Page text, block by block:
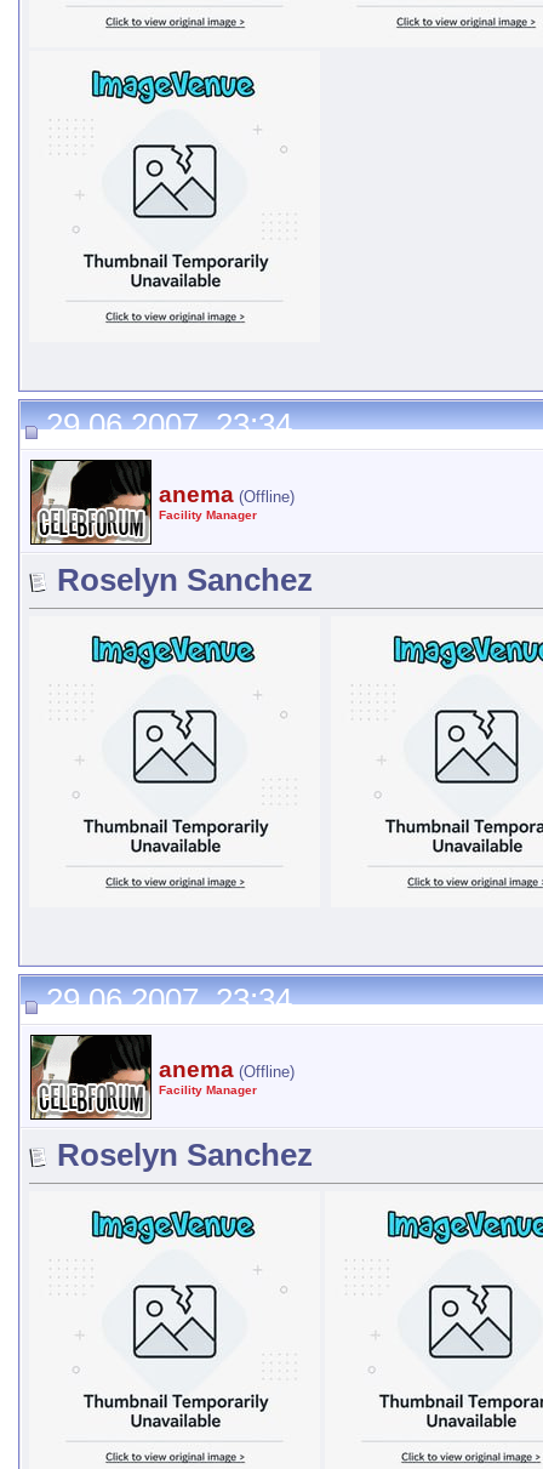
29.06.2007, 23:34
anema (Offline)
Facility Manager
Roselyn Sanchez
29.06.2007, 23:34
anema (Offline)
Facility Manager
Roselyn Sanchez